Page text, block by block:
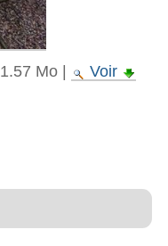
1.57 Mo|
Voir